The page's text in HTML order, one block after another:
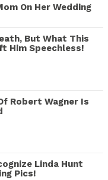
On Her Wedding
But What This
Him Speechless!
Robert Wagner Is
Linda Hunt
Pics!